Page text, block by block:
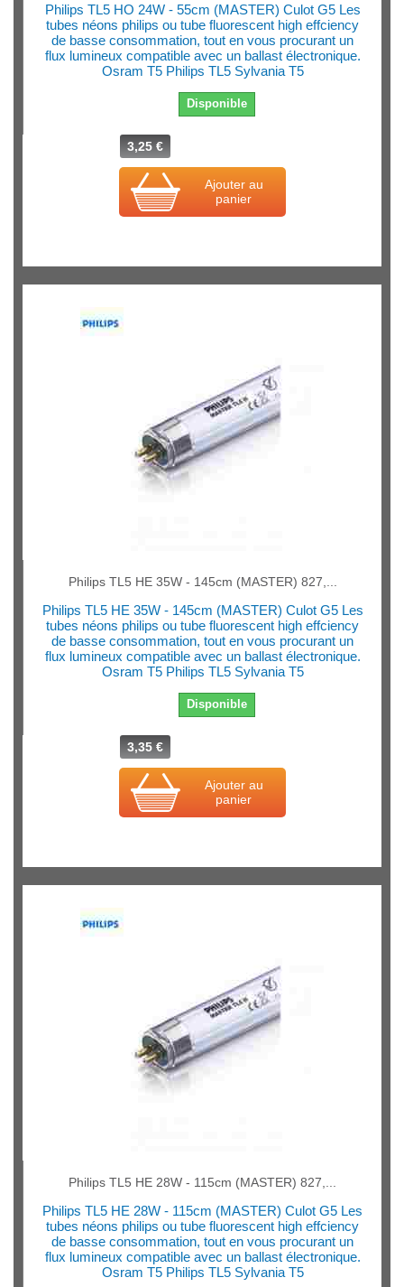
Philips TL5 HO 24W - 55cm (MASTER) Culot G5 Les
tubes néons philips ou tube fluorescent high effciency
de basse consommation, tout en vous procurant un
flux lumineux compatible avec un ballast électronique.
Osram T5 Philips TL5 Sylvania T5
Disponible
3,25 €
Ajouter au
panier
Philips TL5 HE 35W - 145cm (MASTER) 827,...
Philips TL5 HE 35W - 145cm (MASTER) Culot G5 Les
tubes néons philips ou tube fluorescent high effciency
de basse consommation, tout en vous procurant un
flux lumineux compatible avec un ballast électronique.
Osram T5 Philips TL5 Sylvania T5
Disponible
3,35 €
Ajouter au
panier
Philips TL5 HE 28W - 115cm (MASTER) 827,...
Philips TL5 HE 28W - 115cm (MASTER) Culot G5 Les
tubes néons philips ou tube fluorescent high effciency
de basse consommation, tout en vous procurant un
flux lumineux compatible avec un ballast électronique.
Osram T5 Philips TL5 Sylvania T5